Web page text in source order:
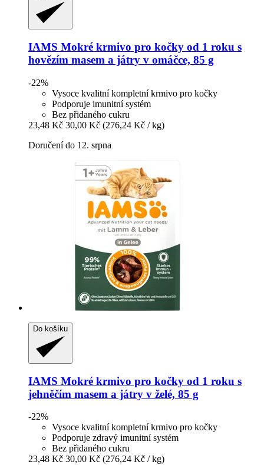
IAMS Mokré krmivo pro kočky od 1 roku s
hovězím masem a játry v omáčce, 85 g
-22%
Vysoce kvalitní kompletní krmivo pro kočky
Podporuje imunitní systém
Bez přidaného cukru
23,48 Kč 30,00 Kč (276,24 Kč / kg)
Doručení do 12. srpna
Do košíku
IAMS Mokré krmivo pro kočky od 1 roku s
jehněčím masem a játry v želé, 85 g
-22%
Vysoce kvalitní kompletní krmivo pro kočky
Podporuje zdravý imunitní systém
Bez přidaného cukru
23,48 Kč 30,00 Kč (276,24 Kč / kg)